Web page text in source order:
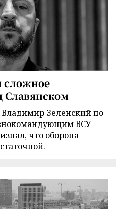
сложное
Славянском
Владимир Зеленский по
ВСУ
что оборона